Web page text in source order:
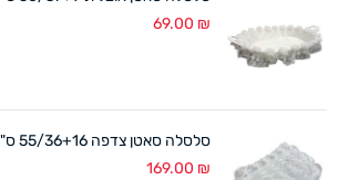
69.00 ₪
סלסלה סאטן צדפה 55/36+16 ס"מ לבן
169.00 ₪